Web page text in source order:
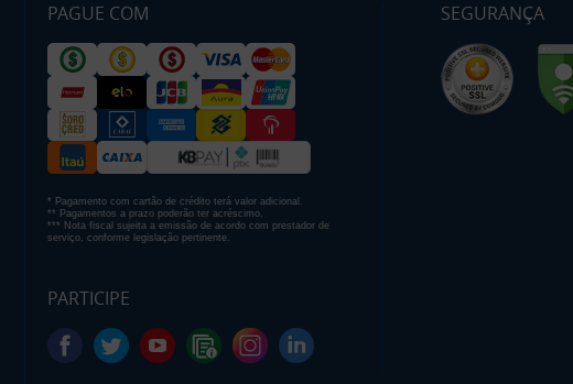
PAGUE COM
* Pagamento com cartão de crédito terá valor adicional.
** Pagamentos a prazo poderão ter acréscimo.
*** Nota fiscal sujeita a emissão de acordo com prestador de
serviço, conforme legislação pertinente.
PARTICIPE
SEGURANÇA